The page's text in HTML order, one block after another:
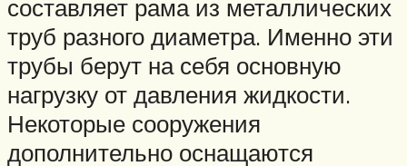
составляет рама из металлических
труб разного диаметра. Именно эти
трубы берут на себя основную
нагрузку от давления жидкости.
Некоторые сооружения
дополнительно оснащаются